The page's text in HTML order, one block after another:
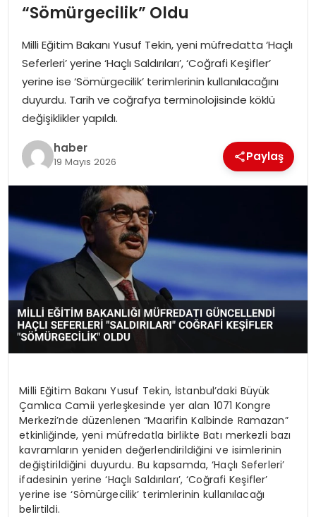
“Sömürgecilik” Oldu
Milli Eğitim Bakanı Yusuf Tekin, yeni müfredatta ‘Haçlı
Seferleri’ yerine ‘Haçlı Saldırıları’, ‘Coğrafi Keşifler’
yerine ise ‘Sömürgecilik’ terimlerinin kullanılacağını
duyurdu. Tarih ve coğrafya terminolojisinde köklü
değişiklikler yapıldı.
haber
19 Mayıs 2026 Paylaş
Milli Eğitim Bakanı Yusuf Tekin, İstanbul’daki Büyük
Çamlıca Camii yerleşkesinde yer alan 1071 Kongre
Merkezi’nde düzenlenen “Maarifin Kalbinde Ramazan”
etkinliğinde, yeni müfredatla birlikte Batı merkezli bazı
kavramların yeniden değerlendirildiğini ve isimlerinin
değiştirildiğini duyurdu. Bu kapsamda, ‘Haçlı Seferleri’
ifadesinin yerine ‘Haçlı Saldırıları’, ‘Coğrafi Keşifler’
yerine ise ‘Sömürgecilik’ terimlerinin kullanılacağı
belirtildi.